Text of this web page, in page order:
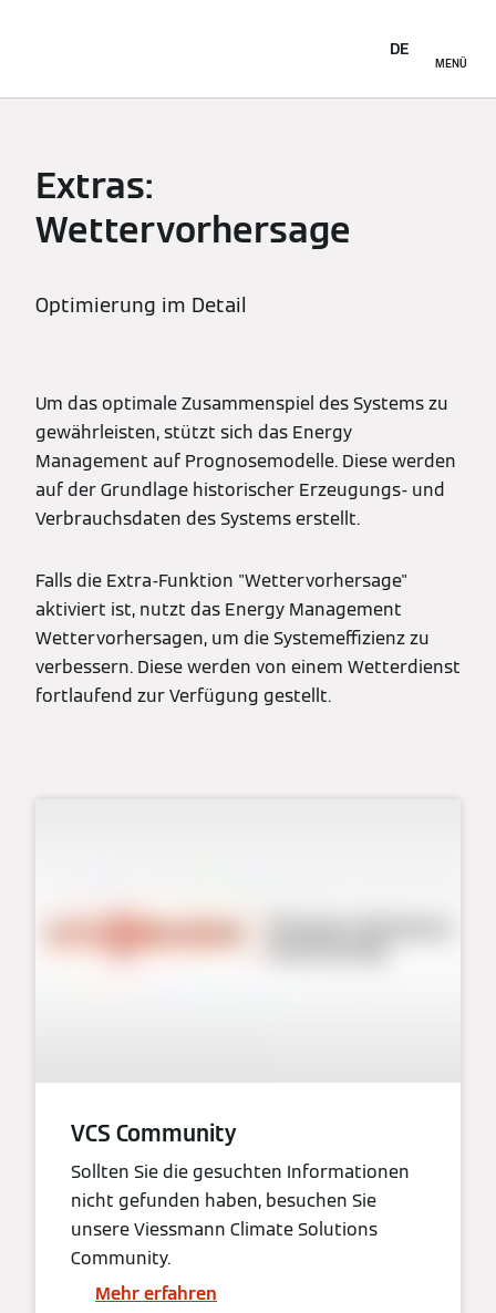
MENÜ
DE
Extras:
Wettervorhersage
Optimierung im Detail
Um das optimale Zusammenspiel des Systems zu
gewährleisten, stützt sich das Energy
Management auf Prognosemodelle. Diese werden
auf der Grundlage historischer Erzeugungs- und
Verbrauchsdaten des Systems erstellt.
Falls die Extra-Funktion "Wettervorhersage"
aktiviert ist, nutzt das Energy Management
Wettervorhersagen, um die Systemeffizienz zu
verbessern. Diese werden von einem Wetterdienst
fortlaufend zur Verfügung gestellt.
VCS Community
Sollten Sie die gesuchten Informationen
nicht gefunden haben, besuchen Sie
unsere Viessmann Climate Solutions
Community.
Mehr erfahren